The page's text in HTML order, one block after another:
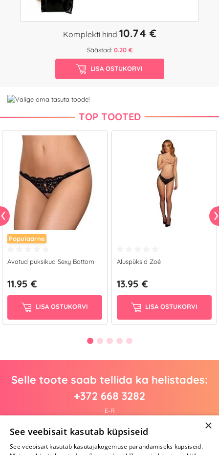
Komplekti hind 10.74 €
Säästad: 0.20 €
LISA OSTUKORVI
TOP TOOTED
Populaarne
Avatud püksikud Sexy Bottom
11.95 €
LISA OSTUKORVI
Aluspüksid Zoé
13.95 €
LISA OSTUKORVI
Selle toote saab tellida ka helistades:
+372 668 3282
E-R
Arvustusi veel pole
×
See veebisait kasutab küpsiseid
See veebisait kasutab kasutajakogemuse parandamiseks küpsiseid.